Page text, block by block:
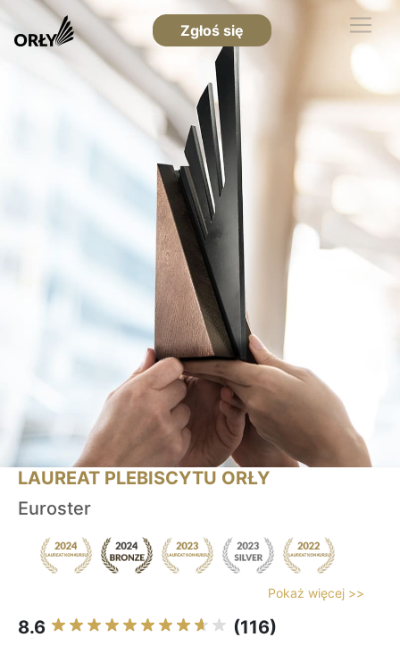
Zgłoś się
LAUREAT PLEBISCYTU ORŁY
Euroster
Pokaż więcej >>
8.6 (116)